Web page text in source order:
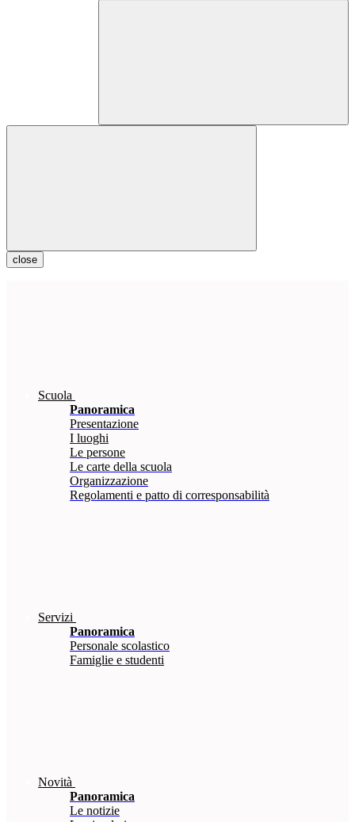
close
Scuola
Panoramica
Presentazione
I luoghi
Le persone
Le carte della scuola
Organizzazione
Regolamenti e patto di corresponsabilità
Servizi
Panoramica
Personale scolastico
Famiglie e studenti
Novità
Panoramica
Le notizie